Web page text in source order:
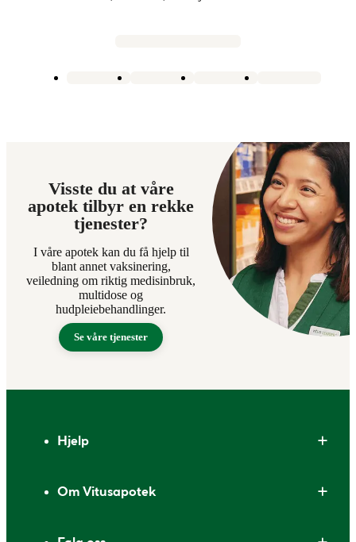
Visste du at våre
apotek tilbyr en rekke
tjenester?
I våre apotek kan du få hjelp til
blant annet vaksinering,
veiledning om riktig medisinbruk,
multidose og
hudpleiebehandlinger.
Se våre tjenester
Hjelp
Om Vitusapotek